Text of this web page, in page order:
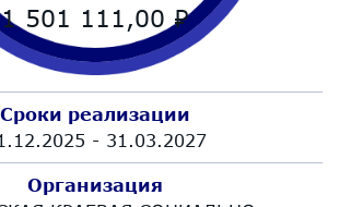
1 501 111,00₽
Сроки реализации
- 31.03.2027
Организация